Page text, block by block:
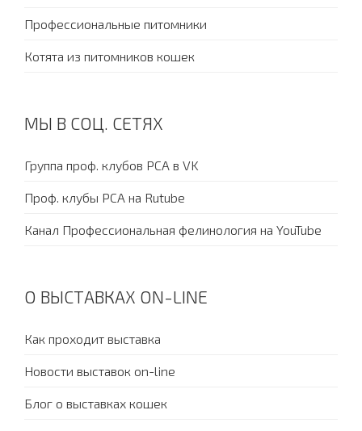
Профессиональные питомники
Котята из питомников кошек
МЫ В СОЦ. СЕТЯХ
Группа проф. клубов PCA в VK
Проф. клубы PCA на Rutube
Канал Профессиональная фелинология на YouTube
О ВЫСТАВКАХ ON-LINE
Как проходит выставка
Новости выставок on-line
Блог о выставках кошек